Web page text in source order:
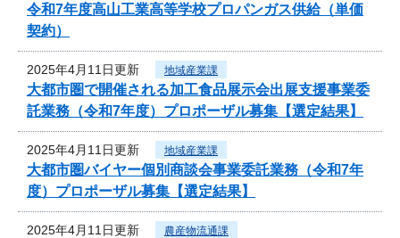
令和7年度高山工業高等学校プロパンガス供給（単価
契約）
2025年4月11日更新 地域産業課
大都市圏で開催される加工食品展示会出展支援事業委
託業務（令和7年度）プロポーザル募集【選定結果】
2025年4月11日更新 地域産業課
大都市圏バイヤー個別商談会事業委託業務（令和7年
度）プロポーザル募集【選定結果】
2025年4月11日更新 農産物流通課